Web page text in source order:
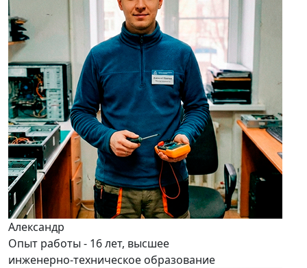
Александр
Опыт работы - 16 лет, высшее
инженерно-техническое образование